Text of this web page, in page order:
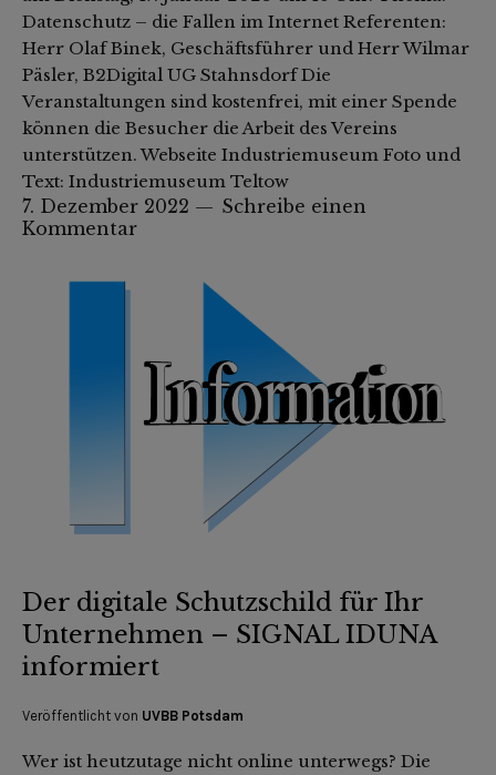
Datenschutz – die Fallen im Internet Referenten:
Herr Olaf Binek, Geschäftsführer und Herr Wilmar
Päsler, B2Digital UG Stahnsdorf Die
Veranstaltungen sind kostenfrei, mit einer Spende
können die Besucher die Arbeit des Vereins
unterstützen. Webseite Industriemuseum Foto und
Text: Industriemuseum Teltow
7. Dezember 2022
Schreibe einen
Kommentar
Der digitale Schutzschild für Ihr
Unternehmen – SIGNAL IDUNA
informiert
Veröffentlicht von UVBB Potsdam
Wer ist heutzutage nicht online unterwegs? Die